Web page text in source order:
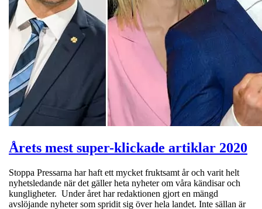
Årets mest super-klickade artiklar 2020
Stoppa Pressarna har haft ett mycket fruktsamt år och varit helt
nyhetsledande när det gäller heta nyheter om våra kändisar och
kungligheter. Under året har redaktionen gjort en mängd
avslöjande nyheter som spridit sig över hela landet. Inte sällan är